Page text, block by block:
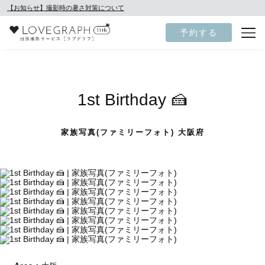
【お知らせ】撮影時の暑さ対策について
予約する
1st Birthday 🍰
家族写真(ファミリーフォト) 大阪府